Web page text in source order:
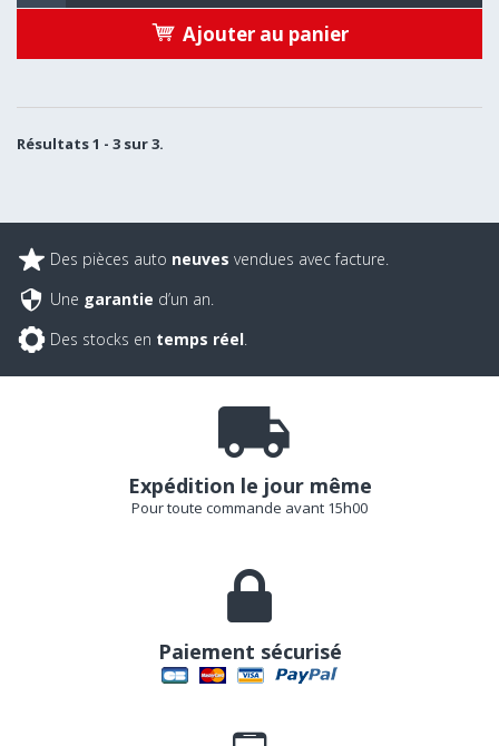
Ajouter au panier
Résultats 1 - 3 sur 3.
Des pièces auto neuves vendues avec facture.
Une garantie d’un an.
Des stocks en temps réel.
Expédition le jour même
Pour toute commande avant 15h00
Paiement sécurisé